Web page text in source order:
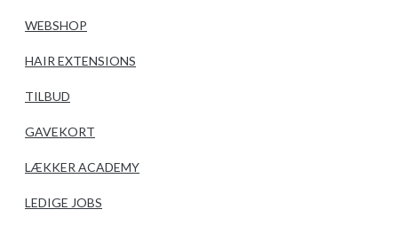
WEBSHOP
HAIR EXTENSIONS
TILBUD
GAVEKORT
LÆKKER ACADEMY
LEDIGE JOBS